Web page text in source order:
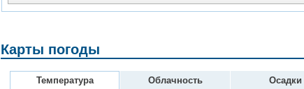
Карты погоды
Температура Облачность Осадки